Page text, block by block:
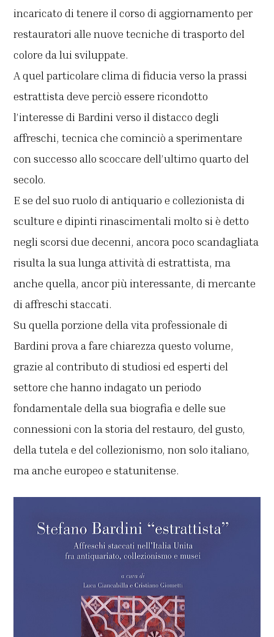
incaricato di tenere il corso di aggiornamento per
restauratori alle nuove tecniche di trasporto del
colore da lui sviluppate.
A quel particolare clima di fiducia verso la prassi
estrattista deve perciò essere ricondotto
l’interesse di Bardini verso il distacco degli
affreschi, tecnica che cominciò a sperimentare
con successo allo scoccare dell’ultimo quarto del
secolo.
E se del suo ruolo di antiquario e collezionista di
sculture e dipinti rinascimentali molto si è detto
negli scorsi due decenni, ancora poco scandagliata
risulta la sua lunga attività di estrattista, ma
anche quella, ancor più interessante, di mercante
di affreschi staccati.
Su quella porzione della vita professionale di
Bardini prova a fare chiarezza questo volume,
grazie al contributo di studiosi ed esperti del
settore che hanno indagato un periodo
fondamentale della sua biografia e delle sue
connessioni con la storia del restauro, del gusto,
della tutela e del collezionismo, non solo italiano,
ma anche europeo e statunitense.